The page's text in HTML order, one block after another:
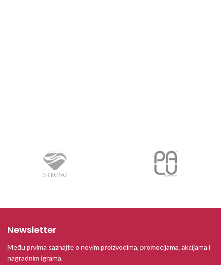
Newsletter
Među prvima saznajte o novim proizvodima, promocijama, akcijama i
nagradnim igrama.